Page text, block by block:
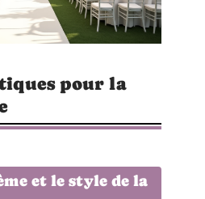
pour la
et le style de la